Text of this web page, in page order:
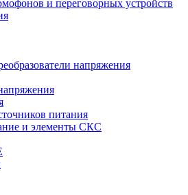
и переговорных устройств
напряжения
питания
и элементы СКС